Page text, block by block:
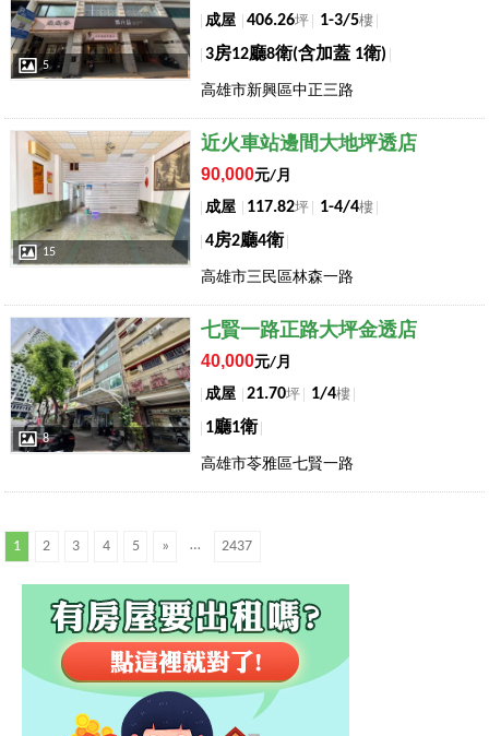
5
成屋
406.26坪 1-3/5樓
3房12廳8衛(含加蓋 1衛)
高雄市新興區中正三路
店長推薦
15
近火車站邊間大地坪透店
90,000元/月
成屋
117.82坪 1-4/4樓
4房2廳4衛
高雄市三民區林森一路
店長推薦
8
七賢一路正路大坪金透店
40,000元/月
成屋
21.70坪 1/4樓
1廳1衛
高雄市苓雅區七賢一路
1 2 3 4 5 » … 2437